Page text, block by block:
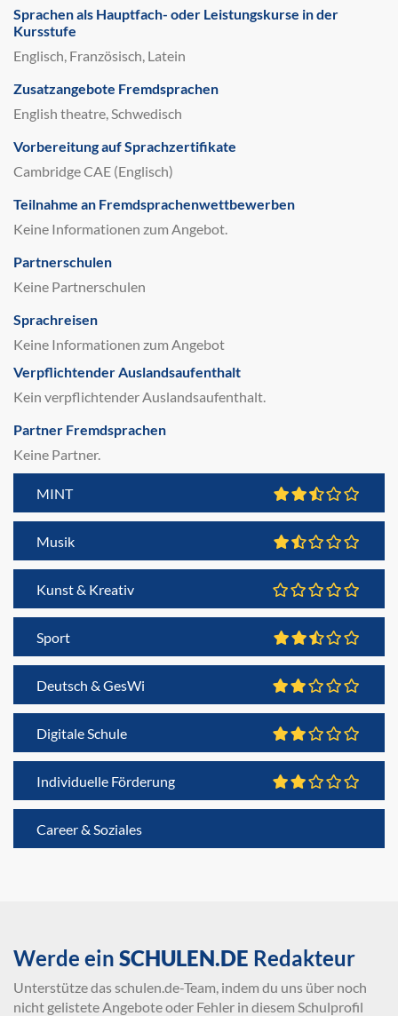
Sprachen als Hauptfach- oder Leistungskurse in der
Kursstufe
Englisch, Französisch, Latein
Zusatzangebote Fremdsprachen
English theatre, Schwedisch
Vorbereitung auf Sprachzertifikate
Cambridge CAE (Englisch)
Teilnahme an Fremdsprachenwettbewerben
Keine Informationen zum Angebot.
Partnerschulen
Keine Partnerschulen
Sprachreisen
Keine Informationen zum Angebot
Verpflichtender Auslandsaufenthalt
Kein verpflichtender Auslandsaufenthalt.
Partner Fremdsprachen
Keine Partner.
MINT
Musik
Kunst & Kreativ
Sport
Deutsch & GesWi
Digitale Schule
Individuelle Förderung
Career & Soziales
Werde ein SCHULEN.DE Redakteur
Unterstütze das schulen.de-Team, indem du uns über noch
nicht gelistete Angebote oder Fehler in diesem Schulprofil